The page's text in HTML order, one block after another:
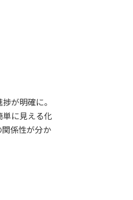
が明確に。
に見える化
係性が分か